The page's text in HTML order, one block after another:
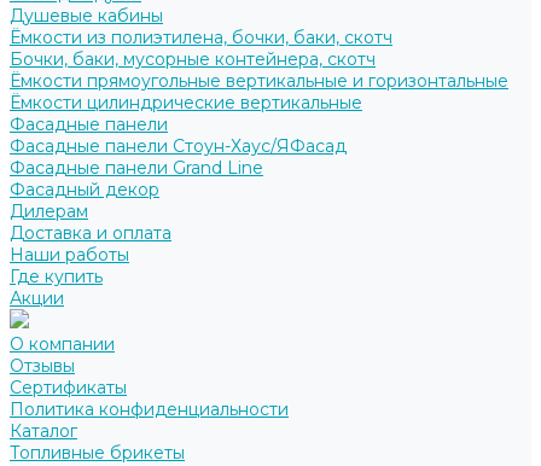
Душевые кабины
Ёмкости из полиэтилена, бочки, баки, скотч
Бочки, баки, мусорные контейнера, скотч
Ёмкости прямоугольные вертикальные и горизонтальные
Ёмкости цилиндрические вертикальные
Фасадные панели
Фасадные панели Стоун-Хаус/ЯФасад
Фасадные панели Grand Line
Фасадный декор
Дилерам
Доставка и оплата
Наши работы
Где купить
Акции
О компании
Отзывы
Сертификаты
Политика конфиденциальности
Каталог
Топливные брикеты